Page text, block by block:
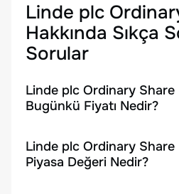
Linde plc
Hakkında Sıkça
Sorular
Linde plc Ordinary Share
Bugünkü Fiyatı Nedir?
Linde plc Ordinary Share
Piyasa Değeri Nedir?